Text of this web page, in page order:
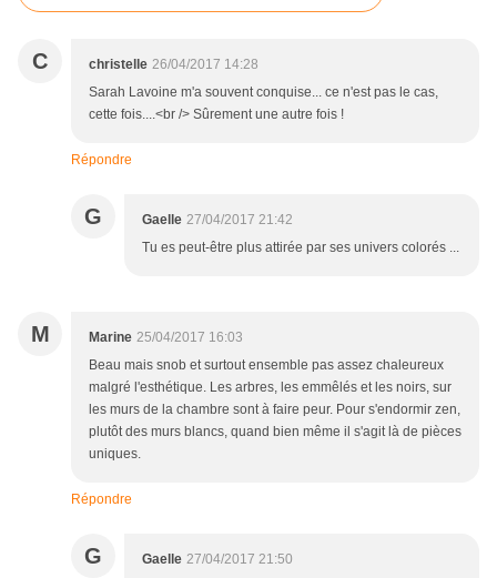
C christelle 26/04/2017 14:28
Sarah Lavoine m'a souvent conquise... ce n'est pas le cas,
cette fois....<br /> Sûrement une autre fois !
Répondre
G Gaelle 27/04/2017 21:42
Tu es peut-être plus attirée par ses univers colorés ...
M Marine 25/04/2017 16:03
Beau mais snob et surtout ensemble pas assez chaleureux
malgré l'esthétique. Les arbres, les emmêlés et les noirs, sur
les murs de la chambre sont à faire peur. Pour s'endormir zen,
plutôt des murs blancs, quand bien même il s'agit là de pièces
uniques.
Répondre
G Gaelle 27/04/2017 21:50